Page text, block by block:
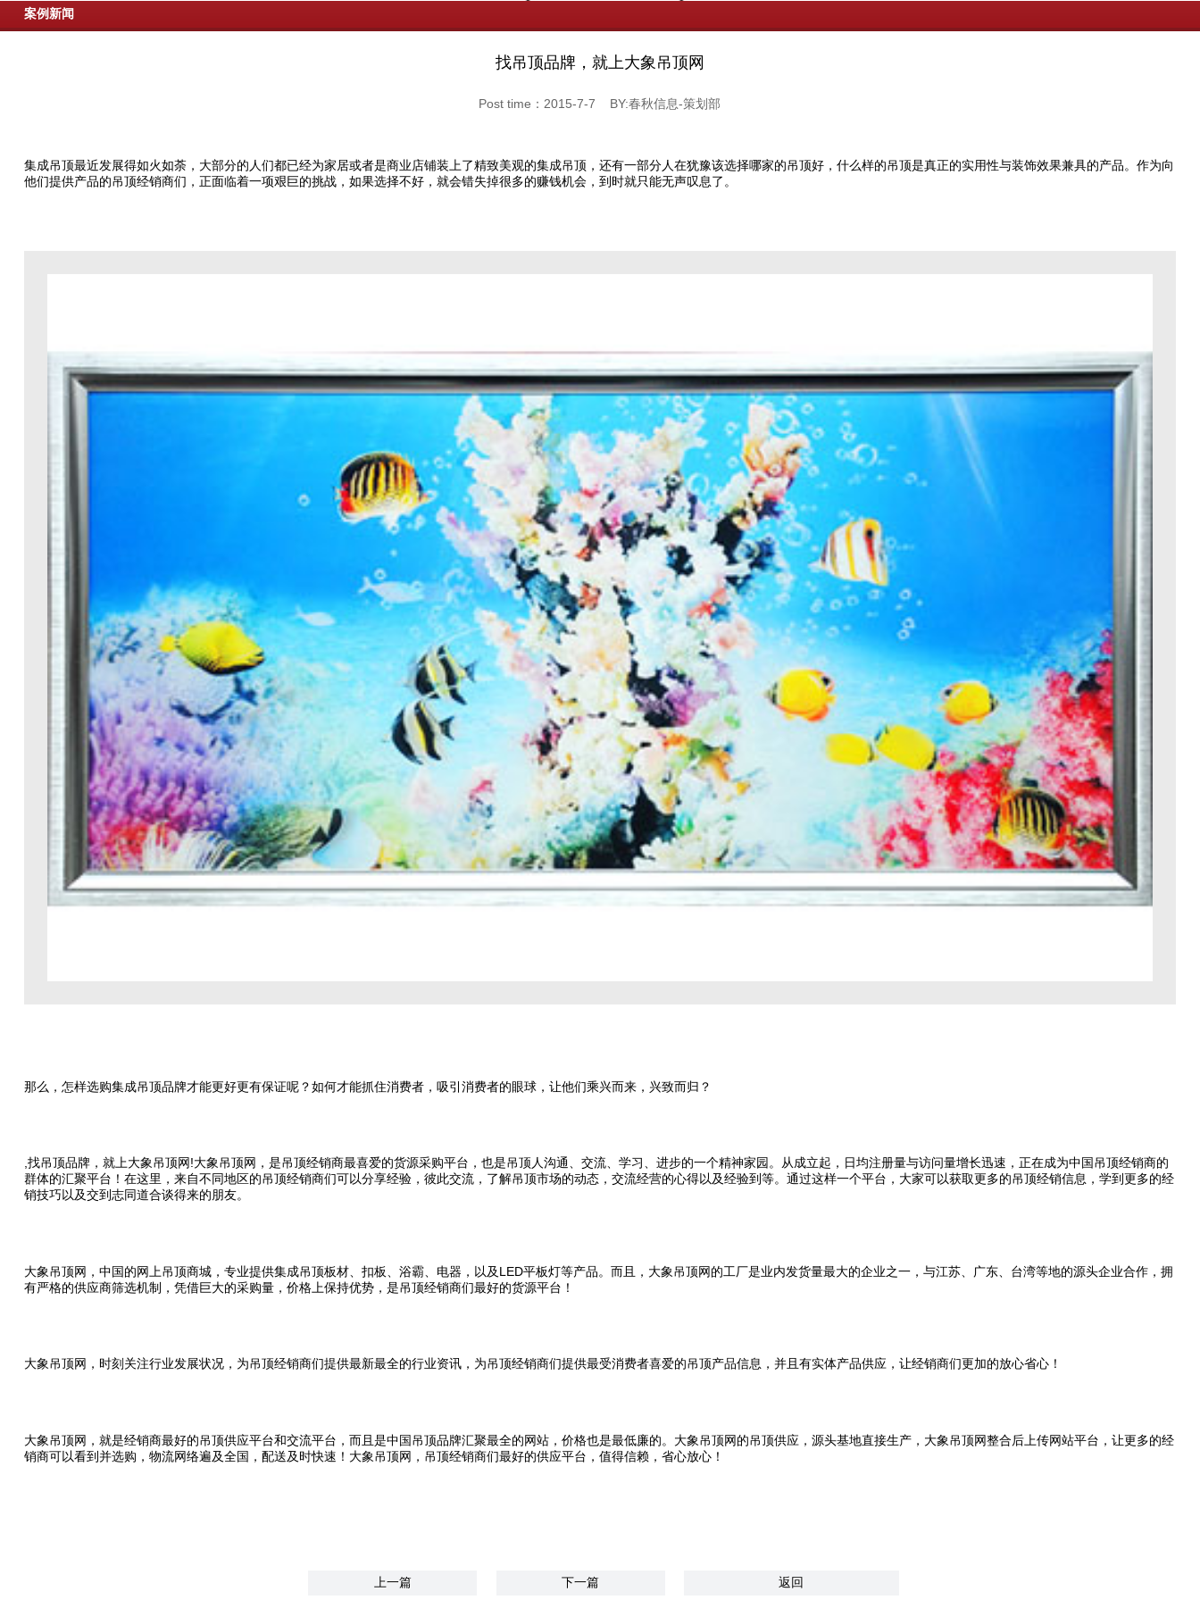
案例新闻
找吊顶品牌，就上大象吊顶网
Post time：2015-7-7 BY:春秋信息-策划部
集成吊顶最近发展得如火如荼，大部分的人们都已经为家居或者是商业店铺装上了精致美观的集成吊顶，还有一部分人在犹豫该选择哪家的吊顶好，什么样的吊顶是真正的实用性与装饰效果兼具的产品。作为向
他们提供产品的吊顶经销商们，正面临着一项艰巨的挑战，如果选择不好，就会错失掉很多的赚钱机会，到时就只能无声叹息了。
那么，怎样选购集成吊顶品牌才能更好更有保证呢？如何才能抓住消费者，吸引消费者的眼球，让他们乘兴而来，兴致而归？
,找吊顶品牌，就上大象吊顶网!大象吊顶网，是吊顶经销商最喜爱的货源采购平台，也是吊顶人沟通、交流、学习、进步的一个精神家园。从成立起，日均注册量与访问量增长迅速，正在成为中国吊顶经销商的
群体的汇聚平台！在这里，来自不同地区的吊顶经销商们可以分享经验，彼此交流，了解吊顶市场的动态，交流经营的心得以及经验到等。通过这样一个平台，大家可以获取更多的吊顶经销信息，学到更多的经
销技巧以及交到志同道合谈得来的朋友。
大象吊顶网，中国的网上吊顶商城，专业提供集成吊顶板材、扣板、浴霸、电器，以及LED平板灯等产品。而且，大象吊顶网的工厂是业内发货量最大的企业之一，与江苏、广东、台湾等地的源头企业合作，拥
有严格的供应商筛选机制，凭借巨大的采购量，价格上保持优势，是吊顶经销商们最好的货源平台！
大象吊顶网，时刻关注行业发展状况，为吊顶经销商们提供最新最全的行业资讯，为吊顶经销商们提供最受消费者喜爱的吊顶产品信息，并且有实体产品供应，让经销商们更加的放心省心！
大象吊顶网，就是经销商最好的吊顶供应平台和交流平台，而且是中国吊顶品牌汇聚最全的网站，价格也是最低廉的。大象吊顶网的吊顶供应，源头基地直接生产，大象吊顶网整合后上传网站平台，让更多的经
销商可以看到并选购，物流网络遍及全国，配送及时快速！大象吊顶网，吊顶经销商们最好的供应平台，值得信赖，省心放心！
上一篇 下一篇 返回